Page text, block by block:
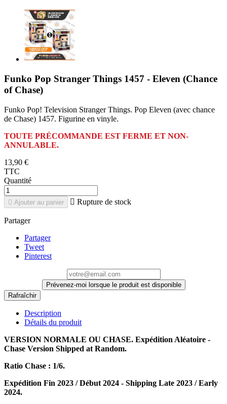
Funko Pop Stranger Things 1457 - Eleven (Chance
of Chase)
Funko Pop! Television Stranger Things. Pop Eleven (avec chance
de Chase) 1457. Figurine en vinyle.
TOUTE PRÉCOMMANDE EST FERME ET NON-
ANNULABLE.
13,90 €
TTC
Quantité
 Ajouter au panier  Rupture de stock
Partager
Partager
Tweet
Pinterest
Prévenez-moi lorsque le produit est disponible
Description
Détails du produit
VERSION NORMALE OU CHASE. Expédition Aléatoire -
Chase Version Shipped at Random.
Ratio Chase : 1/6.
Expédition Fin 2023 / Début 2024 - Shipping Late 2023 / Early
2024.